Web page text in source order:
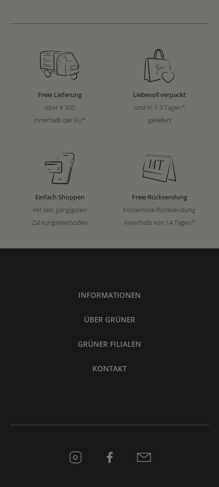
Freie Lieferung
über € 300
innerhalb der EU*
Liebevoll verpackt
und in 1-3 Tagen*
geliefert
Einfach Shoppen
mit den gängigsten
Zahlungsmethoden
Freie Rücksendung
Kostenlose Rücksendung
innerhalb von 14 Tagen*
INFORMATIONEN
ÜBER GRÜNER
GRÜNER FILIALEN
KONTAKT